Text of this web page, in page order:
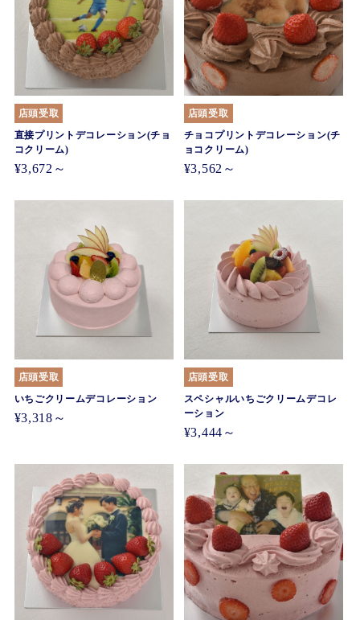
店頭受取
直接プリントデコレーション(チョ
コクリーム)
¥3,672～
店頭受取
チョコプリントデコレーション(チ
ョコクリーム)
¥3,562～
店頭受取
いちごクリームデコレーション
¥3,318～
店頭受取
スペシャルいちごクリームデコレ
ーション
¥3,444～